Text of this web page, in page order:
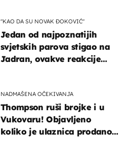
"KAO DA SU NOVAK ĐOKOVIĆ"
Jedan od najpoznatijih
svjetskih parova stigao na
Jadran, ovakve reakcije
NADMAŠENA OČEKIVANJA
Thompson ruši brojke i u
Vukovaru! Objavljeno
koliko je ulaznica prodano